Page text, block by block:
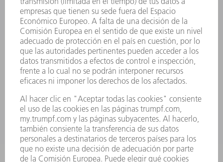
INFORMACIÓN
Preguntas más frecuentes
Condiciones generales de venta
CONTACTO
Departamento de Repuestos
+34 91 657 36 70
Viernes de 8h – 17h
repuestos@es.trumpf.com
CONTACTO
Departamento de Utillaje
+34 91 657 36 69
Lunes a Jueves de 8h – 18h